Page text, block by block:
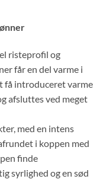
risteprofil og
får en del varme i
få introduceret varme
afsluttes ved meget
med en intens
i koppen med
finde
syrlighed og en sød